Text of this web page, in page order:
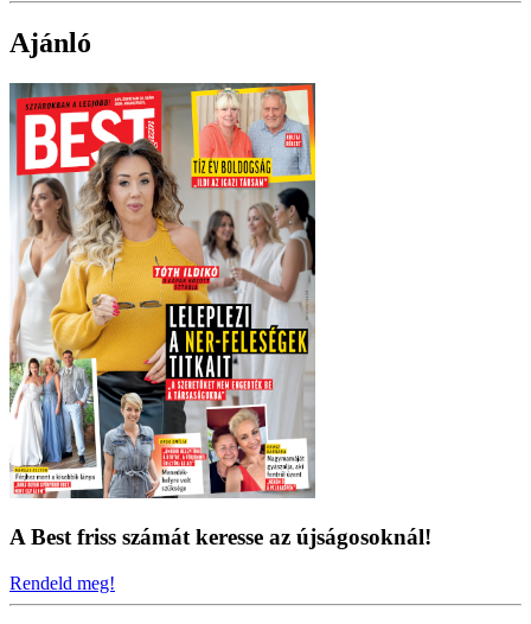
Ajánló
A Best friss számát keresse az újságosoknál!
Rendeld meg!